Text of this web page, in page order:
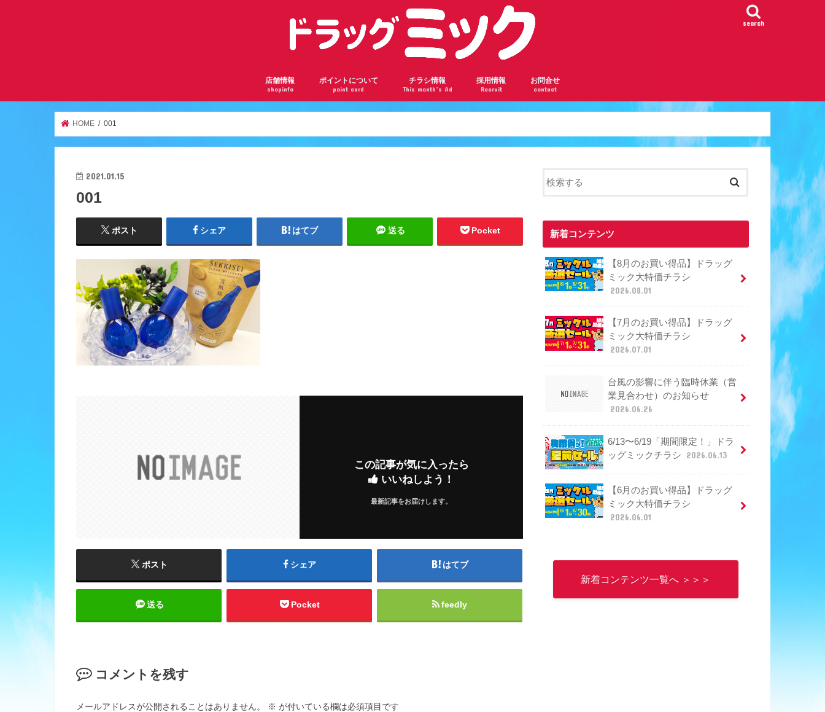
search
店舗情報
shopinfo
サンロード瓢箪山店
曽根駅前店
京阪千林店
千林店
逆瀬川店
アドバンスねやがわ店
天神橋六丁目店
アザール桃山台店
服部店
鶴見橋店
ポイントについて
point card
ドラッグミックの会員ランク
ドラッグミックのポイントを貯めよう
楽天ポイントカードについて
チラシ情報
This month’s Ad
採用情報
Recruit
お問合せ
contact
HOME 001
2021.01.15
001
ポスト シェア はてブ 送る Pocket
この記事が気に入ったら
いいねしよう！
最新記事をお届けします。
ポスト シェア はてブ
送る Pocket feedly
コメントを残す
メールアドレスが公開されることはありません。 ※ が付いている欄は必須項目です
新着コンテンツ
【8月のお買い得品】ドラッグ
ミック大特価チラシ
2026.08.01
【7月のお買い得品】ドラッグ
ミック大特価チラシ
2026.07.01
台風の影響に伴う臨時休業（営
業見合わせ）のお知らせ
2026.06.26
6/13〜6/19「期間限定！」ドラ
ッグミックチラシ
2026.06.13
【6月のお買い得品】ドラッグ
ミック大特価チラシ
2026.06.01
新着コンテンツ一覧へ ＞＞＞